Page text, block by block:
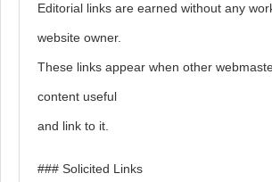
Editorial links are earned without any
website owner.
These links appear when other
content useful
and link to it.
### Solicited Links